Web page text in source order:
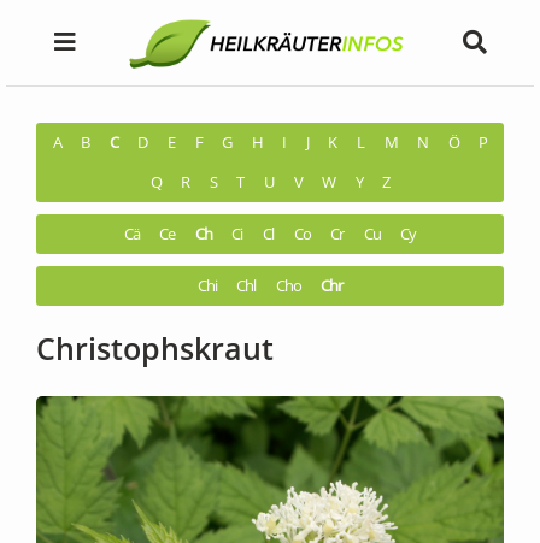
A B C D E F G H I J K L M N Ö
P
Q
R S T U V W Y Z
Cä Ce Ch Ci Cl Co Cr Cu Cy
Chi Chl Cho Chr
Christophskraut